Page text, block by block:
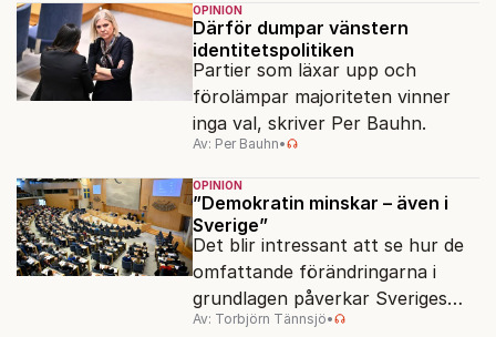
OPINION
Därför dumpar vänstern
identitetspolitiken
Partier som läxar upp och
förolämpar majoriteten vinner
inga val, skriver Per Bauhn.
Av: Per Bauhn•
OPINION
”Demokratin minskar – även i
Sverige”
Det blir intressant att se hur de
omfattande förändringarna i
grundlagen påverkar Sveriges
placering i demokratimätningar.
Av: Torbjörn Tännsjö•